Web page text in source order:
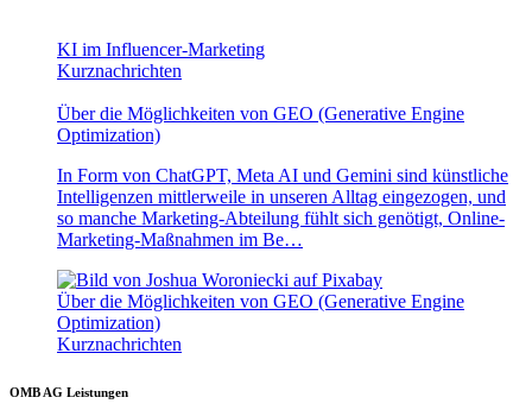
KI im Influencer-Marketing
Kurznachrichten
Über die Möglichkeiten von GEO (Generative Engine
Optimization)
In Form von ChatGPT, Meta AI und Gemini sind künstliche
Intelligenzen mittlerweile in unseren Alltag eingezogen, und
so manche Marketing-Abteilung fühlt sich genötigt, Online-
Marketing-Maßnahmen im Be…
Über die Möglichkeiten von GEO (Generative Engine
Optimization)
Kurznachrichten
OMB AG Leistungen